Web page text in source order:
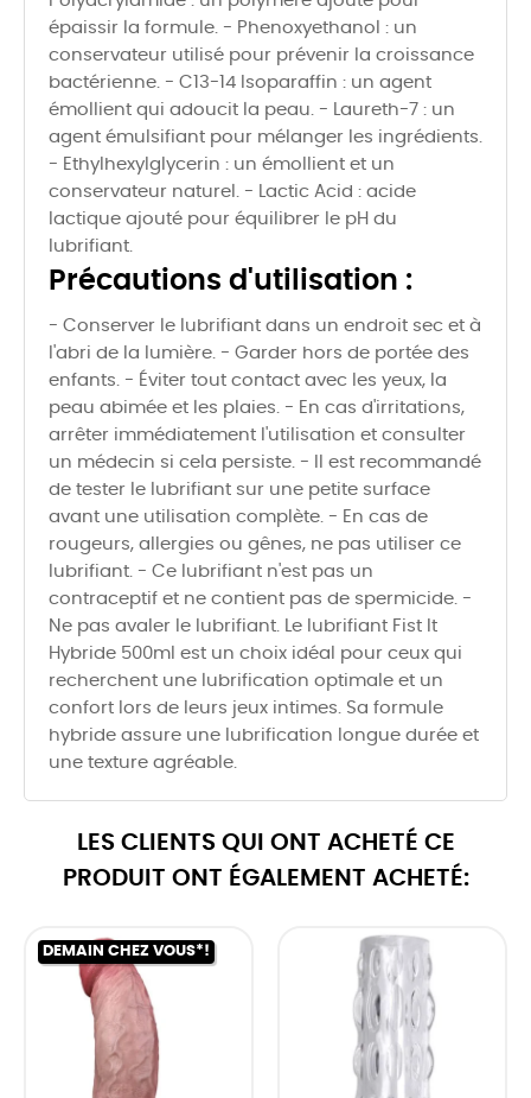
épaissir la formule. - Phenoxyethanol : un
conservateur utilisé pour prévenir la croissance
bactérienne. - C13-14 Isoparaffin : un agent
émollient qui adoucit la peau. - Laureth-7 : un
agent émulsifiant pour mélanger les ingrédients.
- Ethylhexylglycerin : un émollient et un
conservateur naturel. - Lactic Acid : acide
lactique ajouté pour équilibrer le pH du
lubrifiant.
Précautions d'utilisation :
- Conserver le lubrifiant dans un endroit sec et à
l'abri de la lumière. - Garder hors de portée des
enfants. - Éviter tout contact avec les yeux, la
peau abimée et les plaies. - En cas d'irritations,
arrêter immédiatement l'utilisation et consulter
un médecin si cela persiste. - Il est recommandé
de tester le lubrifiant sur une petite surface
avant une utilisation complète. - En cas de
rougeurs, allergies ou gênes, ne pas utiliser ce
lubrifiant. - Ce lubrifiant n'est pas un
contraceptif et ne contient pas de spermicide. -
Ne pas avaler le lubrifiant. Le lubrifiant Fist It
Hybride 500ml est un choix idéal pour ceux qui
recherchent une lubrification optimale et un
confort lors de leurs jeux intimes. Sa formule
hybride assure une lubrification longue durée et
une texture agréable.
LES CLIENTS QUI ONT ACHETÉ CE
PRODUIT ONT ÉGALEMENT ACHETÉ:
DEMAIN CHEZ VOUS*!